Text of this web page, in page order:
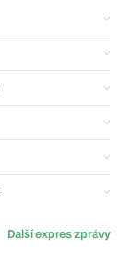
Další expres zprávy